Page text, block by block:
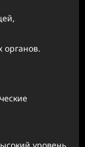
органов.